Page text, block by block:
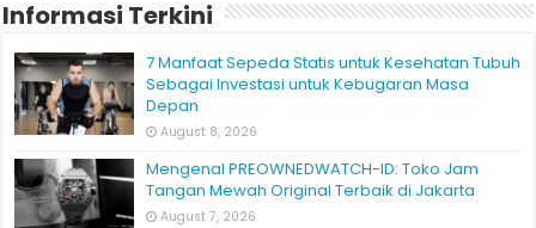
Informasi Terkini
7 Manfaat Sepeda Statis untuk Kesehatan Tubuh
Sebagai Investasi untuk Kebugaran Masa
Depan
August 8, 2026
Mengenal PREOWNEDWATCH-ID: Toko Jam
Tangan Mewah Original Terbaik di Jakarta
August 7, 2026